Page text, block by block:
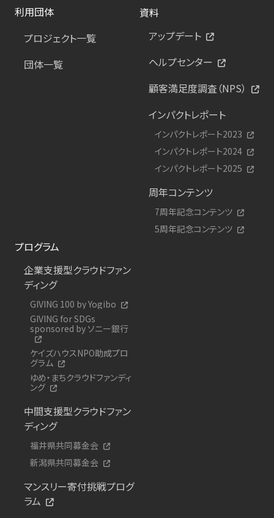
利用団体
プロジェクト一覧
団体一覧
資料
アップデート
ヘルプセンター
顧客満足度調査（NPS）
インパクトレポート
インパクトレポート2023
インパクトレポート2024
インパクトレポート2025
周年コンテンツ
7周年記念コンテンツ
5周年記念コンテンツ
プログラム
企業支援型クラウドファン
ディング
GIVING 100 by Yogibo
GIVING for SDGs
sponsored by ソニー銀行
ケイズハウスNPO助成プロ
グラム
ゆめ・まちクラウドファンディ
ング
中間支援型クラウドファン
ディング
福井県共同募金会
新潟県共同募金会
マンスリー寄付挑戦プログ
ラム